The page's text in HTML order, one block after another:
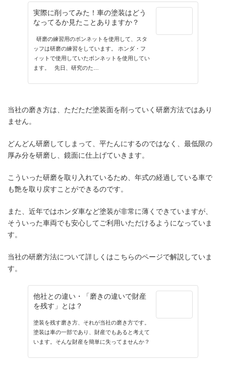
実際に削ってみた！車の塗装はどう
なってるか見たことありますか？
研磨の練習用のボンネットを使用して、スタ
ッフは研磨の練習をしています。 ホンダ・フ
ィットで使用していたボンネットを使用してい
ます。 先日、研究のた…
当社の磨き方は、ただただ塗装面を削っていく研磨方法ではあり
ません。
どんどん研磨してしまって、平たんにするのではなく、最低限の
厚み分を研磨し、鏡面に仕上げていきます。
こういった研磨を取り入れているため、年式の経過している車で
も艶を取り戻すことができるのです。
また、近年ではホンダ車など塗装が非常に薄くできていますが、
そういった車両でも安心してご利用いただけるようになっていま
す。
当社の研磨方法について詳しくはこちらのページで解説していま
す。
他社との違い・「磨きの違いで財産
を残す」とは？
塗装を残す磨き方、それが当社の磨き方です。
塗装は車の一部であり、財産でもあると考えて
います。そんな財産を簡単に失ってませんか？